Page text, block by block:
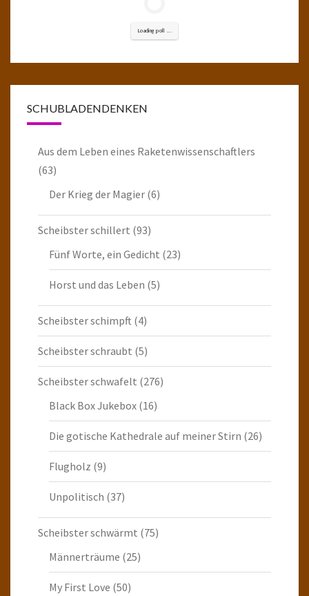
Loading poll ...
SCHUBLADENDENKEN
Aus dem Leben eines Raketenwissenschaftlers
(63)
Der Krieg der Magier (6)
Scheibster schillert (93)
Fünf Worte, ein Gedicht (23)
Horst und das Leben (5)
Scheibster schimpft (4)
Scheibster schraubt (5)
Scheibster schwafelt (276)
Black Box Jukebox (16)
Die gotische Kathedrale auf meiner Stirn (26)
Flugholz (9)
Unpolitisch (37)
Scheibster schwärmt (75)
Männerträume (25)
My First Love (50)